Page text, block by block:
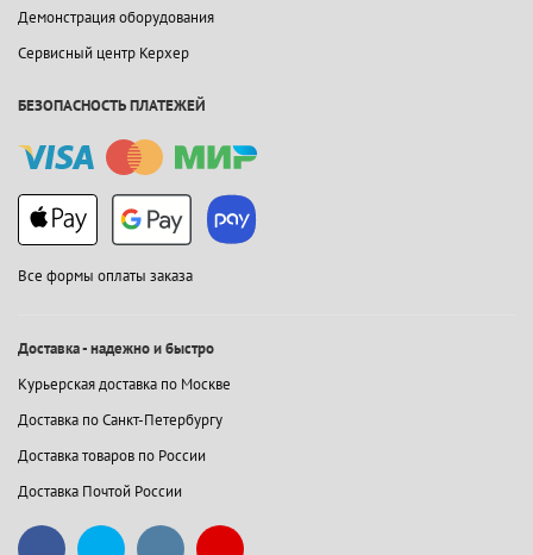
Демонстрация оборудования
Сервисный центр Керхер
БЕЗОПАСНОСТЬ ПЛАТЕЖЕЙ
Все формы оплаты заказа
Доставка - надежно и быстро
Курьерская доставка по Москве
Доставка по Санкт-Петербургу
Доставка товаров по России
Доставка Почтой России